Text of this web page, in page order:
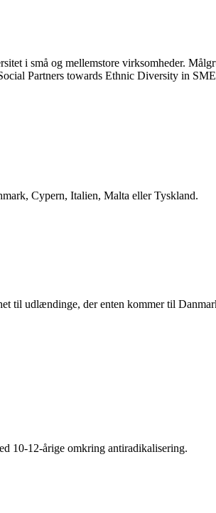
i små og mellemstore virksomheder.
Partners towards Ethnic Diversity in
Cypern, Italien, Malta eller Tyskland.
til udlændinge, der enten kommer til
10-12-årige omkring antiradikalisering.